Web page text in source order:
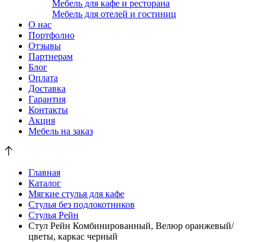
Мебель для кафе и ресторана
Мебель для отелей и гостиниц
О нас
Портфолио
Отзывы
Партнерам
Блог
Оплата
Доставка
Гарантия
Контакты
Акция
Мебель на заказ
Главная
Каталог
Мягкие стулья для кафе
Стулья без подлокотников
Стулья Рейн
Стул Рейн Комбинированный, Велюр оранжевый/
цветы, каркас черный